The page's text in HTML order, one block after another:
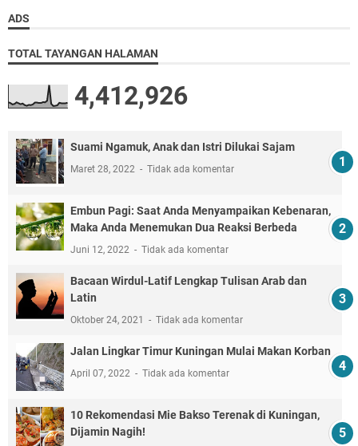
ADS
TOTAL TAYANGAN HALAMAN
4,412,926
Suami Ngamuk, Anak dan Istri Dilukai Sajam
Maret 28, 2022 Tidak ada komentar
Embun Pagi: Saat Anda Menyampaikan Kebenaran,
Maka Anda Menemukan Dua Reaksi Berbeda
Juni 12, 2022 Tidak ada komentar
Bacaan Wirdul-Latif Lengkap Tulisan Arab dan
Latin
Oktober 24, 2021 Tidak ada komentar
Jalan Lingkar Timur Kuningan Mulai Makan Korban
April 07, 2022 Tidak ada komentar
10 Rekomendasi Mie Bakso Terenak di Kuningan,
Dijamin Nagih!